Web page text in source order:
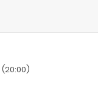
(20:00)